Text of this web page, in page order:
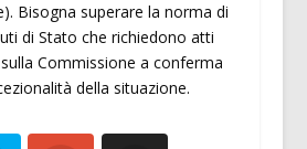
Bisogna superare la norma di
di Stato che richiedono atti
Commissione a conferma
della situazione.